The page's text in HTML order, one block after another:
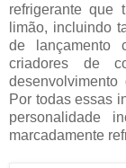
refrigerante que
limão, incluindo
de lançamento
criadores de
Por todas essas
personalidade
marcadamente